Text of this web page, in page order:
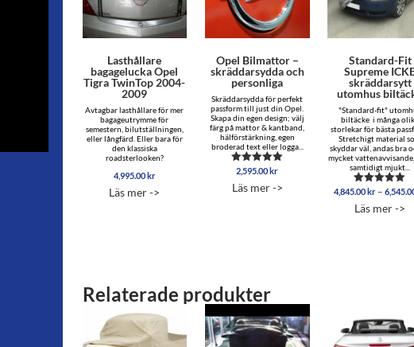
Lasthållare
bagagelucka Opel
Tigra TwinTop 2004-
2009
Avtagbar lasthållare för mer
bagageutrymme för
semestern, bilutställningen,
eller långfärd. Eller bara för
den klassiska
roadsterlooken?
4,995.00kr
Läs mer ->
Opel Bilmattor –
skräddarsydda och
personliga
Skräddarsydda för perfekt
passform till just din Opel.
Skapa din egen design; välj
färg på mattor & kantband,
hälförstärkning, egen
broderad text eller logga...
Betygsatt
av 5
2,595.00kr
Läs mer ->
Standard-Fit
Supreme
skräddarsytt
utomhus
"Standard-fit"
biltäcke i många
storlekar för bästa
Stretchigt material
skyddar väl, andas bra
mycket
samtidigt mjukt...
Betygsatt
av 5
4,845.00kr –
Läs mer ->
Relaterade produkter